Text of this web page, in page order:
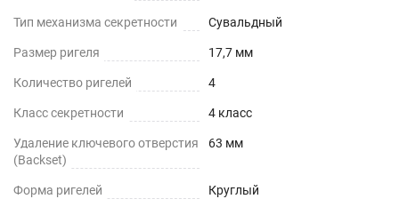
Тип механизма секретности Сувальдный
Размер ригеля 17,7 мм
Количество ригелей 4
Класс секретности 4 класс
Удаление ключевого отверстия
(Backset)
63 мм
Форма ригелей Круглый